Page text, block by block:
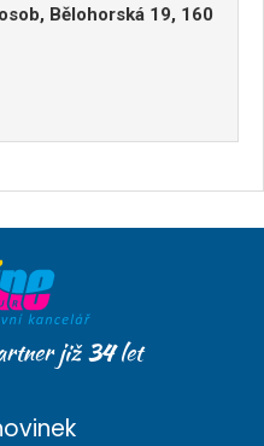
Bělohorská 19, 160
již34let